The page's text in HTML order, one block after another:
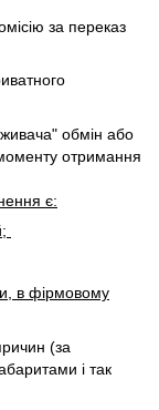
за переказ
обмін або
отримання
є:
в фірмовому
(за
і так